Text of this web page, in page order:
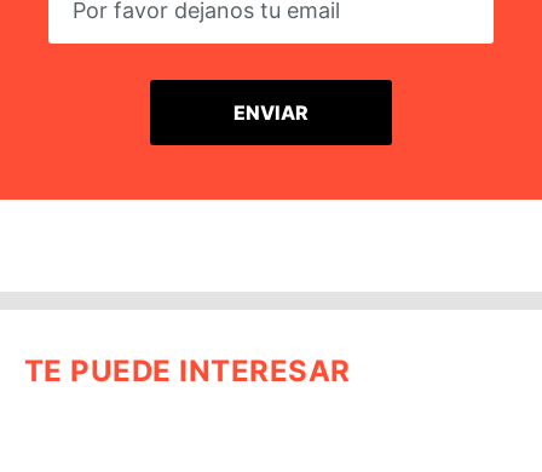
TE PUEDE INTERESAR